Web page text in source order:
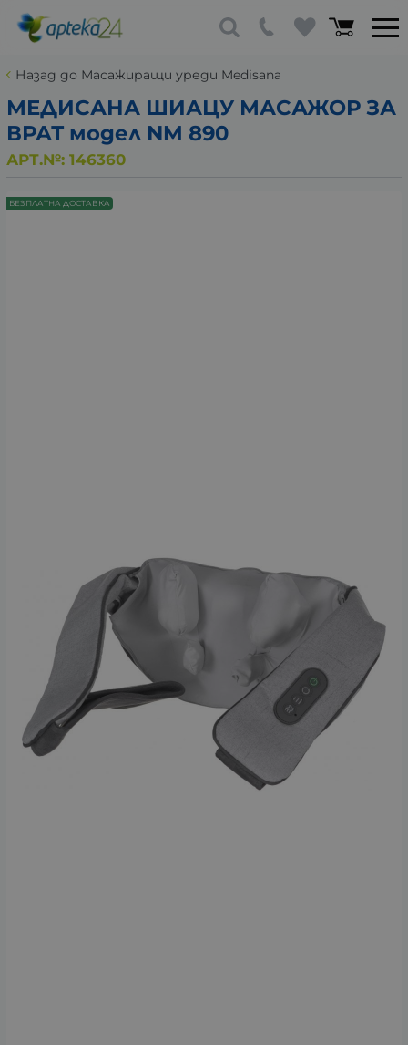
Назад до Масажиращи уреди Medisana
МЕДИСАНА ШИАЦУ МАСАЖОР ЗА
ВРАТ модел NM 890
АРТ.№: 146360
БЕЗПЛАТНА ДОСТАВКА